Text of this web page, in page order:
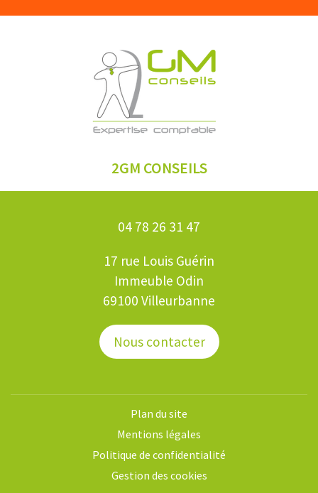
2GM CONSEILS
17 rue Louis Guérin
Immeuble Odin
69100 Villeurbanne
04 78 26 31 47
Nous contacter
Plan du site
Mentions légales
Politique de confidentialité
Gestion des cookies